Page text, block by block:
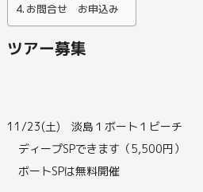
お問合せ お申込み
ツアー募集
11/23(土) 淡島１ボート１ビーチ
ディープSPできます（5,500円）
ボートSPは無料開催